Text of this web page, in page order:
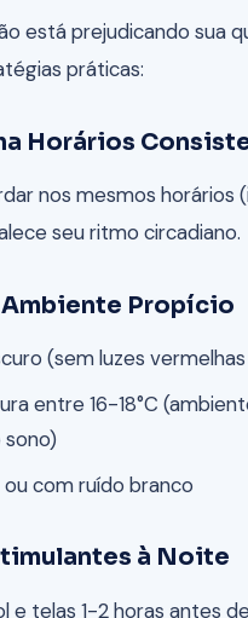
está prejudicando sua
práticas:
Horários
nos mesmos horários
seu ritmo circadiano.
Ambiente Propício
(sem luzes
entre 16-18°C
ou com ruído branco
à Noite
e telas 1-2 horas antes